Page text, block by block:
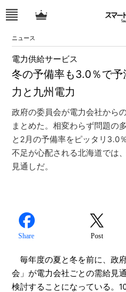
ニュース
冬の予備率も3.0％で
力と九州電力
電力供給サービス
政府の委員会が電力会社から
まとめた。相変わらず問題の
と2月の予備率をピッタリ3.0
不足が心配される北海道では
見通しだ。
Share Post
毎年度の夏と冬を前に、政
会」が電力会社ごとの需給見
検討することになっている。